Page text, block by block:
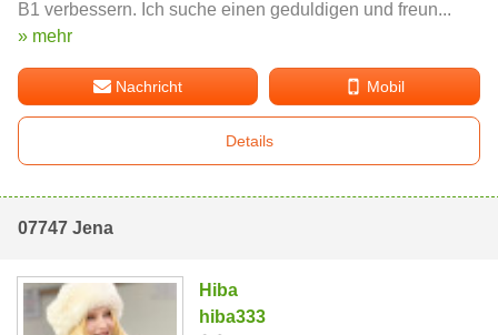
B1 verbessern. Ich suche einen geduldigen und freun...
» mehr
Nachricht Mobil
Details
07747 Jena
Hiba
hiba333